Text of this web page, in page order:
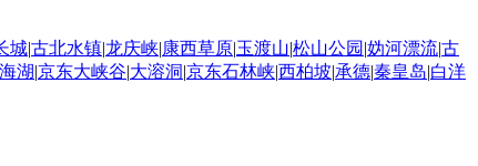
城|古北水镇|龙庆峡|康西草原|玉渡山|松山公园 |妫河漂流|古
湖|京东大峡谷|大溶洞|京东石林峡|西柏坡|承德|秦皇岛|白洋